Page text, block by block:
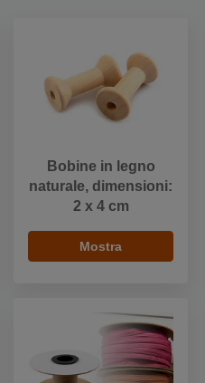
Bobine in legno
naturale, dimensioni:
2 x 4 cm
Mostra